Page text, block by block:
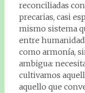
reconciliadas
precarias, casi
mismo sistema
entre
como armonía,
ambigua:
cultivamos
aquello que